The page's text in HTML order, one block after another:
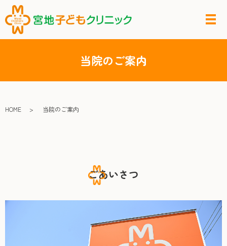
当院のご案内
HOME 当院のご案内
ごあいさつ